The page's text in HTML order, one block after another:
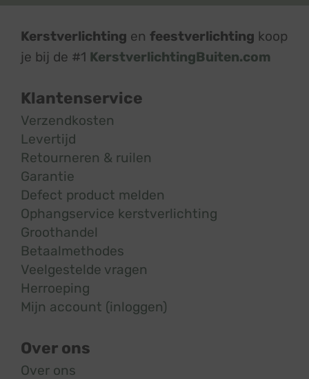
Kerstverlichting en feestverlichting koop
je bij de #1 KerstverlichtingBuiten.com
Klantenservice
Verzendkosten
Levertijd
Retourneren & ruilen
Garantie
Defect product melden
Ophangservice kerstverlichting
Groothandel
Betaalmethodes
Veelgestelde vragen
Herroeping
Mijn account (inloggen)
Over ons
Over ons